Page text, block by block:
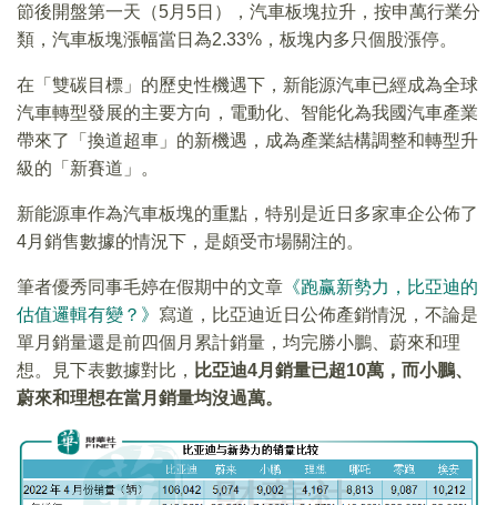
節後開盤第一天（5月5日），汽車板塊拉升，按申萬行業分
類，汽車板塊漲幅當日為2.33%，板塊内多只個股漲停。
在「雙碳目標」的歷史性機遇下，新能源汽車已經成為全球
汽車轉型發展的主要方向，電動化、智能化為我國汽車產業
帶來了「換道超車」的新機遇，成為產業結構調整和轉型升
級的「新賽道」。
新能源車作為汽車板塊的重點，特别是近日多家車企公佈了
4月銷售數據的情況下，是頗受市場關注的。
筆者優秀同事毛婷在假期中的文章 《跑赢新勢力，比亞迪的
估值邏輯有變？》 寫道，比亞迪近日公佈產銷情況，不論是
單月銷量還是前四個月累計銷量，均完勝小鵬、蔚來和理
想。見下表數據對比， 比亞迪4月銷量已超10萬，而小鵬、
蔚來和理想在當月銷量均沒過萬。